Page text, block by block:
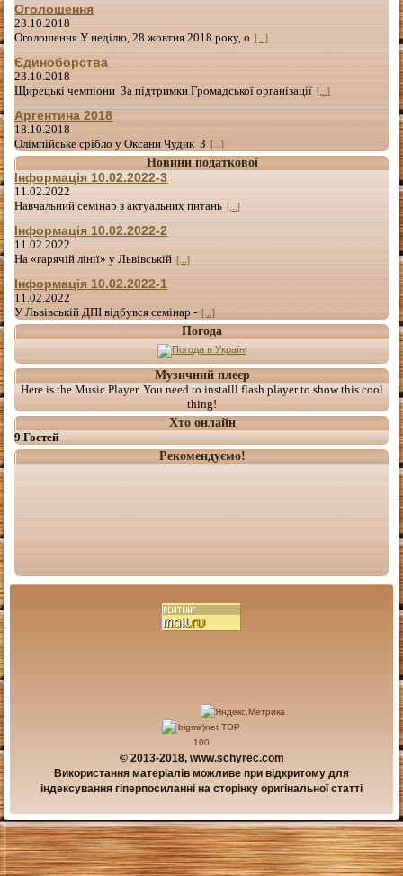
Оголошення
23.10.2018
Оголошення У неділю, 28 жовтня 2018 року, о [...]
Єдиноборства
23.10.2018
Щирецькі чемпіони За підтримки Громадської організації [...]
Аргентина 2018
18.10.2018
Олімпійське срібло у Оксани Чудик З [...]
Новини податкової
Інформація 10.02.2022-3
11.02.2022
Навчальний семінар з актуальних питань [...]
Інформація 10.02.2022-2
11.02.2022
На «гарячій лінії» у Львівській [...]
Інформація 10.02.2022-1
11.02.2022
У Львівській ДПІ відбувся семінар - [...]
Погода
Музичний плеєр
Here is the Music Player. You need to installl flash player to show this cool
thing!
Хто онлайн
9 Гостей
Рекомендуємо!
© 2013-2018, www.schyrec.com
Використання матеріалів можливе при відкритому для
індексування гіперпосиланні на сторінку оригінальної статті